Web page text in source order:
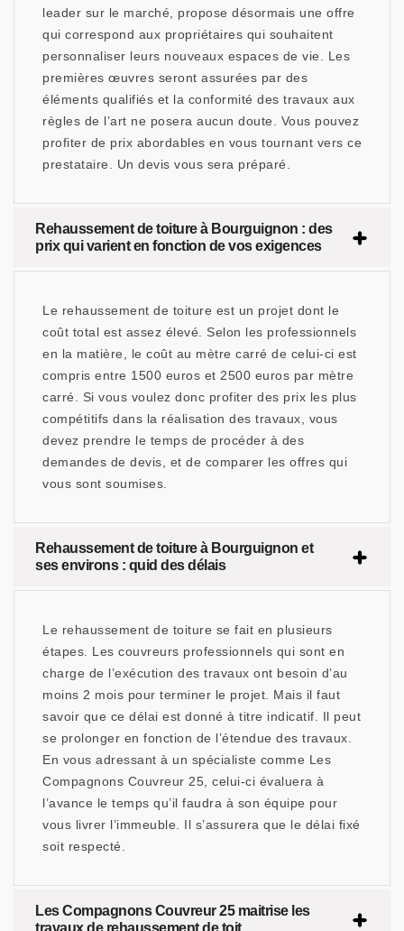
leader sur le marché, propose désormais une offre
qui correspond aux propriétaires qui souhaitent
personnaliser leurs nouveaux espaces de vie. Les
premières œuvres seront assurées par des
éléments qualifiés et la conformité des travaux aux
règles de l’art ne posera aucun doute. Vous pouvez
profiter de prix abordables en vous tournant vers ce
prestataire. Un devis vous sera préparé.
Rehaussement de toiture à Bourguignon : des
prix qui varient en fonction de vos exigences
Le rehaussement de toiture est un projet dont le
coût total est assez élevé. Selon les professionnels
en la matière, le coût au mètre carré de celui-ci est
compris entre 1500 euros et 2500 euros par mètre
carré. Si vous voulez donc profiter des prix les plus
compétitifs dans la réalisation des travaux, vous
devez prendre le temps de procéder à des
demandes de devis, et de comparer les offres qui
vous sont soumises.
Rehaussement de toiture à Bourguignon et
ses environs : quid des délais
Le rehaussement de toiture se fait en plusieurs
étapes. Les couvreurs professionnels qui sont en
charge de l’exécution des travaux ont besoin d’au
moins 2 mois pour terminer le projet. Mais il faut
savoir que ce délai est donné à titre indicatif. Il peut
se prolonger en fonction de l’étendue des travaux.
En vous adressant à un spécialiste comme Les
Compagnons Couvreur 25, celui-ci évaluera à
l’avance le temps qu’il faudra à son équipe pour
vous livrer l’immeuble. Il s’assurera que le délai fixé
soit respecté.
Les Compagnons Couvreur 25 maitrise les